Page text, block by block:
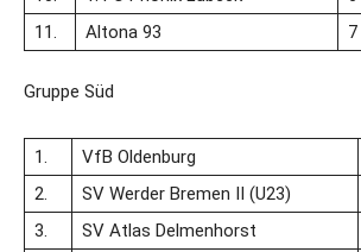
11.
Altona 93 7
Gruppe Süd
1. VfB Oldenburg
2.
SV Werder Bremen II (U23)
3.
SV Atlas Delmenhorst